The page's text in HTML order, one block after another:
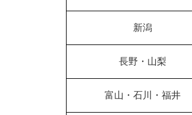
新潟
長野・山梨
富山・石川・福井